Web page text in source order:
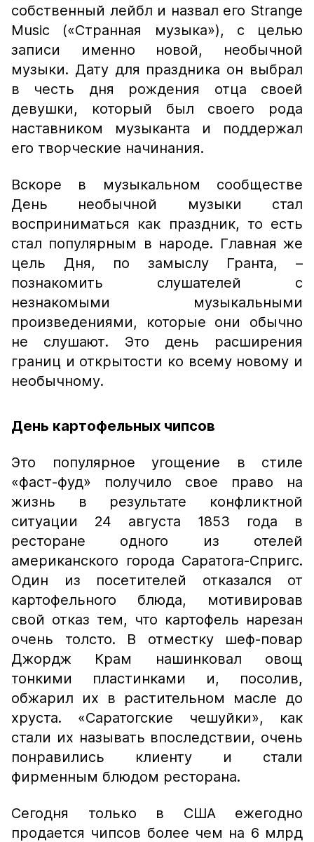
собственный лейбл и назвал его Strange
Music («Странная музыка»), с целью
записи именно новой, необычной
музыки. Дату для праздника он выбрал
в честь дня рождения отца своей
девушки, который был своего рода
наставником музыканта и поддержал
его творческие начинания.
Вскоре в музыкальном сообществе
День необычной музыки стал
восприниматься как праздник, то есть
стал популярным в народе. Главная же
цель Дня, по замыслу Гранта, –
познакомить слушателей с
незнакомыми музыкальными
произведениями, которые они обычно
не слушают. Это день расширения
границ и открытости ко всему новому и
необычному.
День картофельных чипсов
Это популярное угощение в стиле
«фаст-фуд» получило свое право на
жизнь в результате конфликтной
ситуации 24 августа 1853 года в
ресторане одного из отелей
американского города Саратога-Спригс.
Один из посетителей отказался от
картофельного блюда, мотивировав
свой отказ тем, что картофель нарезан
очень толсто. В отместку шеф-повар
Джордж Крам нашинковал овощ
тонкими пластинками и, посолив,
обжарил их в растительном масле до
хруста. «Саратогские чешуйки», как
стали их называть впоследствии, очень
понравились клиенту и стали
фирменным блюдом ресторана.
Сегодня только в США ежегодно
продается чипсов более чем на 6 млрд